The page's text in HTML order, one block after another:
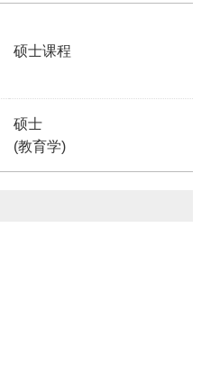
硕士课程
硕士
(教育学)